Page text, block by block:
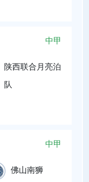
中甲
陕西联合月亮泊
队
中甲
佛山南狮